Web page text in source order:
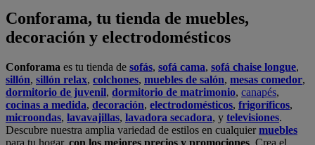
Conforama, tu tienda de muebles,
decoración y electrodomésticos
Conforama es tu tienda de sofás, sofá cama, sofá chaise longue,
sillón, sillón relax, colchones, muebles de salón, mesas comedor,
dormitorio de juvenil, dormitorio de matrimonio, canapés,
cocinas a medida, decoración, electrodomésticos, frigoríficos,
microondas, lavavajillas, lavadora secadora, y televisiones.
Descubre nuestra amplia variedad de estilos en cualquiermuebles
para tu hogar, con los mejores precios y promociones. Crea el